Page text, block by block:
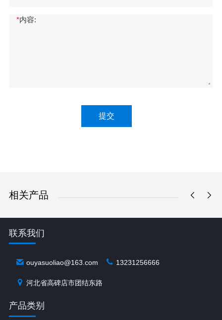
*内容:
提交
相关产品
联系我们
ouyasuoliao@163.com 13231256666
河北省高碑店市团结东路
产品类别